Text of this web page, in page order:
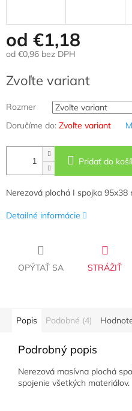
od €1,18
od €0,96 bez DPH
cena:
Zvoľte variant
Rozmer
Doručíme do: Zvoľte variant
Pridať do
Nerezová plochá I spojka
Detailné informácie
OPÝTAŤ SA STRÁŽIŤ
Popis Podobné (4)
Podrobný popis
Nerezová masívna plochá
spojenie všetkých materiálov.